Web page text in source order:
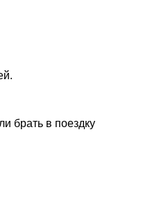
брать в поездку